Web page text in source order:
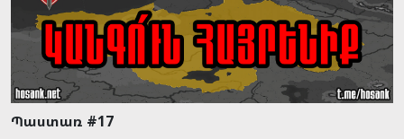
Պաստառ #17